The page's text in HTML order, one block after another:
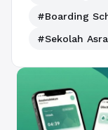
#Boarding
#Sekolah